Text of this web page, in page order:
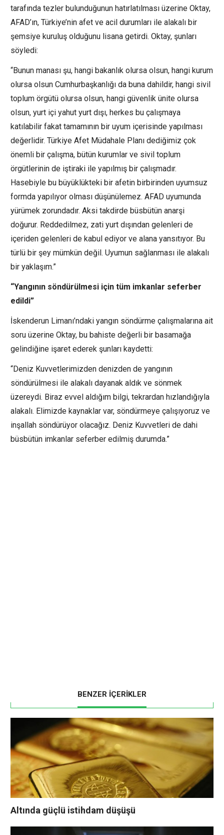
tarafında tezler bulunduğunun hatırlatılması üzerine Oktay,
AFAD’ın, Türkiye’nin afet ve acil durumları ile alakalı bir
şemsiye kuruluş olduğunu lisana getirdi. Oktay, şunları
söyledi:
“Bunun manası şu, hangi bakanlık olursa olsun, hangi kurum
olursa olsun Cumhurbaşkanlığı da buna dahildir, hangi sivil
toplum örgütü olursa olsun, hangi güvenlik ünite olursa
olsun, yurt içi yahut yurt dışı, herkes bu çalışmaya
katılabilir fakat tamamının bir uyum içerisinde yapılması
değerlidir. Türkiye Afet Müdahale Planı dediğimiz çok
önemli bir çalışma, bütün kurumlar ve sivil toplum
örgütlerinin de iştiraki ile yapılmış bir çalışmadır.
Hasebiyle bu büyüklükteki bir afetin birbirinden uyumsuz
formda yapılıyor olması düşünülemez. AFAD uyumunda
yürümek zorundadır. Aksi takdirde büsbütün anarşi
doğurur. Reddedilmez, zati yurt dışından gelenleri de
içeriden gelenleri de kabul ediyor ve alana yansıtıyor. Bu
türlü bir şey mümkün değil. Uyumun sağlanması ile alakalı
bir yaklaşım.”
“Yangının söndürülmesi için tüm imkanlar seferber
edildi”
İskenderun Limanı’ndaki yangın söndürme çalışmalarına ait
soru üzerine Oktay, bu bahiste değerli bir basamağa
gelindiğine işaret ederek şunları kaydetti:
“Deniz Kuvvetlerimizden denizden de yangının
söndürülmesi ile alakalı dayanak aldık ve sönmek
üzereydi. Biraz evvel aldığım bilgi, tekrardan hızlandığıyla
alakalı. Elimizde kaynaklar var, söndürmeye çalışıyoruz ve
inşallah söndürüyor olacağız. Deniz Kuvvetleri de dahi
büsbütün imkanlar seferber edilmiş durumda.”
BENZER İÇERİKLER
Altında güçlü istihdam düşüşü